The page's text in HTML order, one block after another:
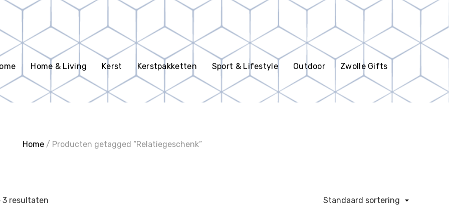
Home & Living Kerst Kerstpakketten Sport & Lifestyle Outdoor Zwolle Gifts
Home / Producten getagged “Relatiegeschenk”
3 resultaten